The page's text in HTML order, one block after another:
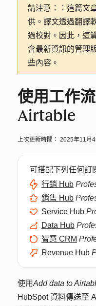
請注意：
：這篇文
供。譯文透過翻譯
過校對。因此，這
含最新資訊的管理
些內容。
使用工作
Airtable
上次更新時間： 2025年11月4
可搭配下列任何訂
行銷 Hub
銷售 Hub
Service Hub
Data Hub
智慧 CRM
Revenue Hub
使用Add data to
HubSpot 資料傳送至